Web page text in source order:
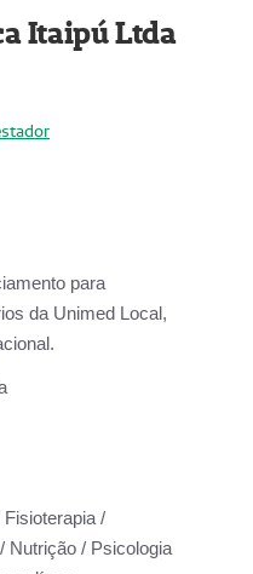
Itaipú Ltda
para
da Unimed Local,
/
Nutrição / Psicologia